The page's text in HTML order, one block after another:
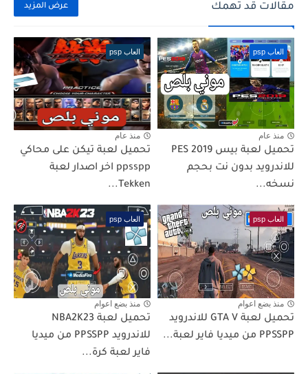
مقالات قد تهمك عرض المزيد
العاب psp
منذ عام
تحميل لعبة بيس PES 2019
للاندرويد بدون نت بحجم
نسخه...
العاب psp
منذ عام
تحميل لعبة تيكن على محاكي
ppsspp اخر اصدار لعبة
Tekken...
العاب psp
منذ بضع اعوام
تحميل لعبة GTA V للاندرويد
PPSSPP من ميديا فاير لعبة...
العاب psp
منذ بضع اعوام
تحميل لعبة NBA2K23
للاندرويد PPSSPP من ميديا
فاير لعبة كرة...